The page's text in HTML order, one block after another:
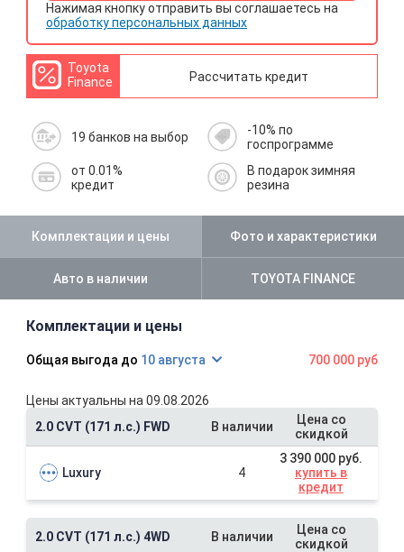
Нажимая кнопку отправить вы соглашаетесь на
обработку персональных данных
Toyota
Finance
Рассчитать кредит
19 банков на выбор
-10% по
госпрограмме
от 0.01%
кредит
В подарок зимняя
резина
Комплектации и цены Фото и характеристики
Авто в наличии TOYOTA FINANCE
Комплектации и цены
10 августа 700 000 руб
Цены актуальны на 09.08.2026
2.0 CVT (171 л.с.) FWD
В наличии
Цена со
скидкой
Luxury 4
3 390 000 руб.
купить в
кредит
2.0 CVT (171 л.с.) 4WD В наличии
Цена со
скидкой